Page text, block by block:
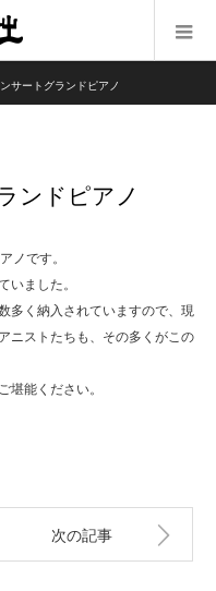
サートグランドピアノ
ンドピアノ
ノです。
ました。
多く納入されていますので、現
ニストたちも、その多くがこの
能ください。
次の記事